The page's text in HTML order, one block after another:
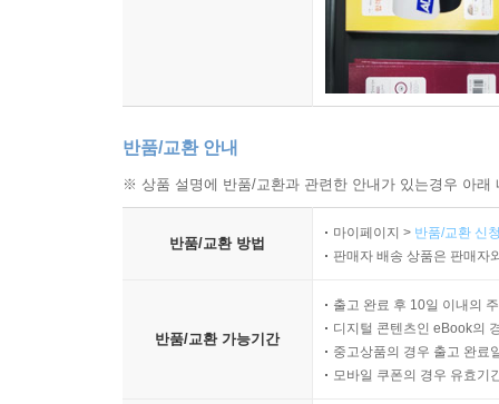
반품/교환 안내
※ 상품 설명에 반품/교환과 관련한 안내가 있는경우 아
반품/교환 방법
마이페이지 > 반품/교환 신
판매자 배송 상품은 판매자
반품/교환 가능기간
출고 완료 후 10일 이내의
디지털 콘텐츠인 eBook의
중고상품의 경우 출고 완료
모바일 쿠폰의 경우 유효기